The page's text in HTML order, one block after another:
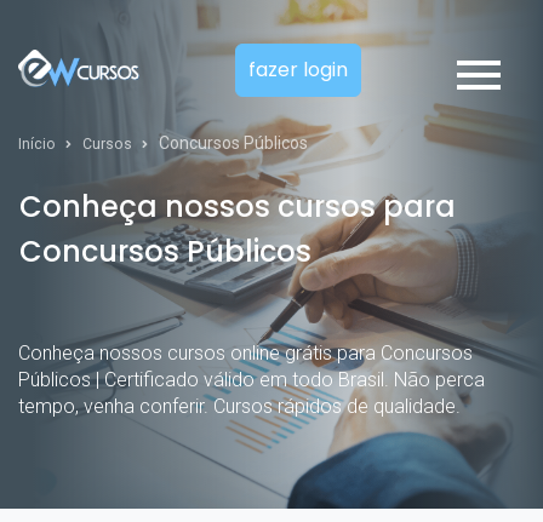
fazer login
Início Cursos Concursos Públicos
Conheça nossos cursos para
Concursos Públicos
Conheça nossos cursos online grátis para Concursos
Públicos | Certificado válido em todo Brasil. Não perca
tempo, venha conferir. Cursos rápidos de qualidade.